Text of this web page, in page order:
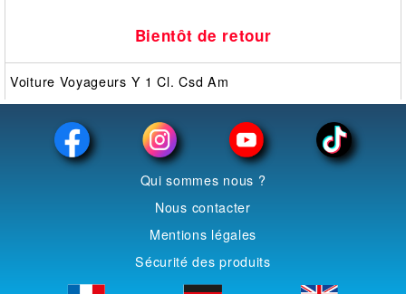
Bientôt de retour
Voiture Voyageurs Y 1 Cl. Csd Am
Qui sommes nous ?
Nous contacter
Mentions légales
Sécurité des produits